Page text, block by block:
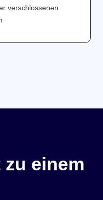
verschlossenen
einem